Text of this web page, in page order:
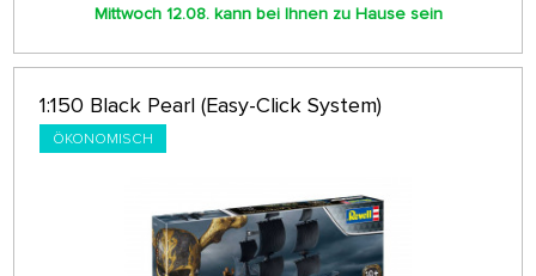
Mittwoch 12.08. kann bei Ihnen zu Hause sein
1:150 Black Pearl (Easy-Click System)
ÖKONOMISCH